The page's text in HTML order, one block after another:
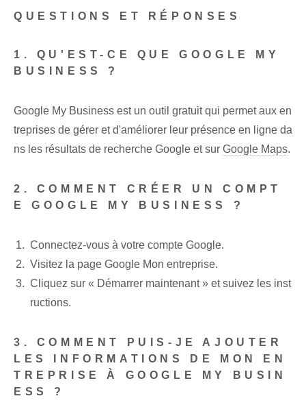
QUESTIONS ET RÉPONSES
1. QU'EST-CE QUE GOOGLE MY
BUSINESS ?
Google My Business est un outil gratuit qui permet aux en
treprises de gérer et d'améliorer leur présence en ligne da
ns les résultats de recherche Google et sur Google Maps.
2. COMMENT CRÉER UN COMPT
E GOOGLE MY BUSINESS ?
Connectez-vous à votre compte Google.
Visitez la page Google Mon entreprise.
Cliquez sur « Démarrer maintenant » et suivez les inst
ructions.
3. COMMENT PUIS-JE AJOUTER
LES INFORMATIONS DE MON EN
TREPRISE À GOOGLE MY BUSIN
ESS ?